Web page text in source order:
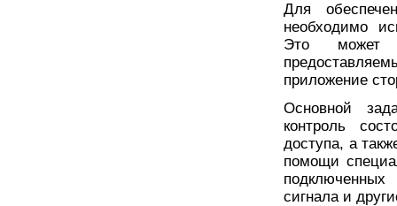
Для
необходимо
Это может
приложение
Основной
контроль
доступа, а
помощи
сигнала и